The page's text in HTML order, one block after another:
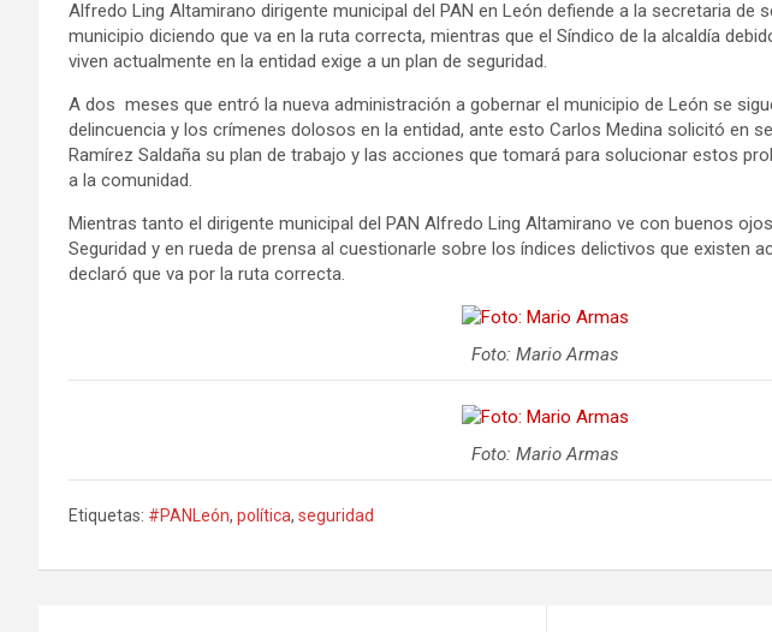
Alfredo Ling Altamirano dirigente municipal del PAN en León defiende a la secretaria de
municipio diciendo que va en la ruta correcta, mientras que el Síndico de la alcaldía
viven actualmente en la entidad exige a un plan de seguridad.
A dos meses que entró la nueva administración a gobernar el municipio de León se
delincuencia y los crímenes dolosos en la entidad, ante esto Carlos Medina solicitó en
Ramírez Saldaña su plan de trabajo y las acciones que tomará para solucionar estos
a la comunidad.
Mientras tanto el dirigente municipal del PAN Alfredo Ling Altamirano ve con buenos
Seguridad y en rueda de prensa al cuestionarle sobre los índices delictivos que existen
declaró que va por la ruta correcta.
Foto: Mario Armas
Foto: Mario Armas
Etiquetas: #PANLeón, política, seguridad